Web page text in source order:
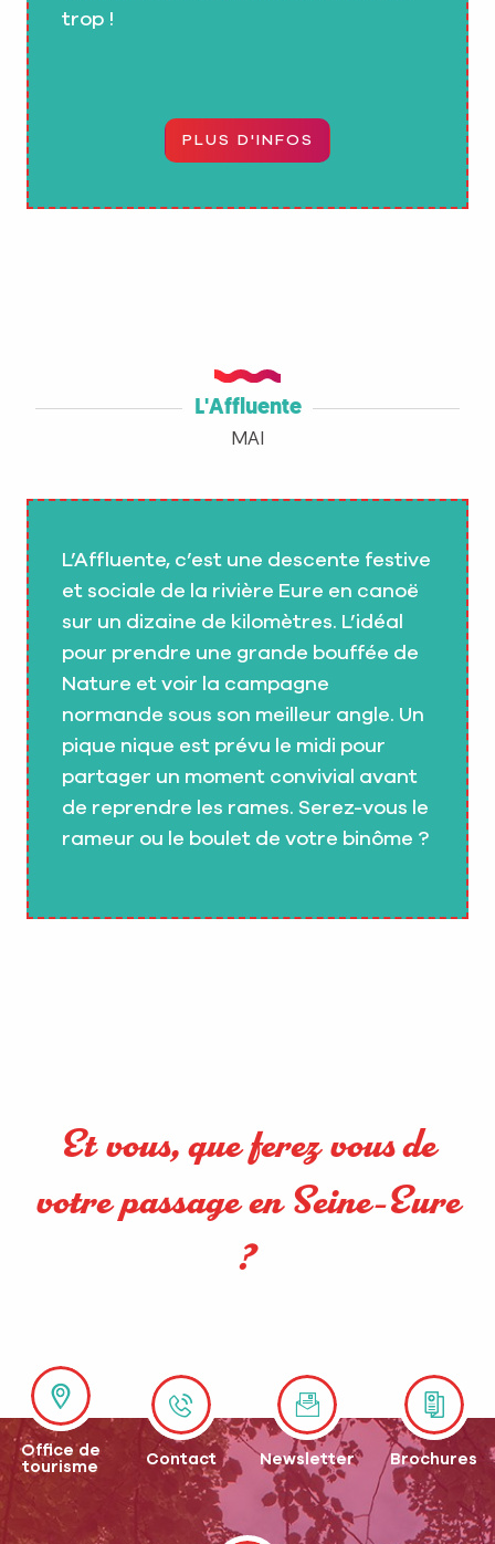
trop !
PLUS D'INFOS
L'Affluente
MAI
L’Affluente, c’est une descente festive
et sociale de la rivière Eure en canoë
sur un dizaine de kilomètres. L’idéal
pour prendre une grande bouffée de
Nature et voir la campagne
normande sous son meilleur angle. Un
pique nique est prévu le midi pour
partager un moment convivial avant
de reprendre les rames. Serez-vous le
rameur ou le boulet de votre binôme ?
Et vous, que ferez vous de
votre passage en Seine-Eure
?
Office de
tourisme
Contact Newsletter Brochures